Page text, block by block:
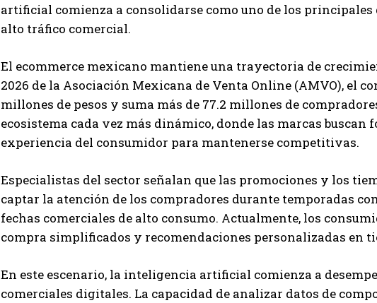
I WANT IN
I've read and accept thePrivacy Policy.
Carlos Mendoza
Carlos Mendoza es un empresario y estratega de
marketing digital que, a través de su experiencia
en medios y posicionamiento online, ayuda a
aumentar su visibilidad y fortalecer su presencia
en el mercado. Su trabajo aporta conocimientos valiosos para
artificial comienza a consolidarse como uno de los
alto tráfico comercial.
El ecommerce mexicano mantiene una trayectoria de
2026 de la Asociación Mexicana de Venta Online (AMVO), el
millones de pesos y suma más de 77.2 millones de
ecosistema cada vez más dinámico, donde las marcas
experiencia del consumidor para mantenerse competitivas.
Especialistas del sector señalan que las promociones y los
captar la atención de los compradores durante temporadas
fechas comerciales de alto consumo. Actualmente, los
compra simplificados y recomendaciones personalizadas en
En este escenario, la inteligencia artificial comienza a
comerciales digitales. La capacidad de analizar datos de